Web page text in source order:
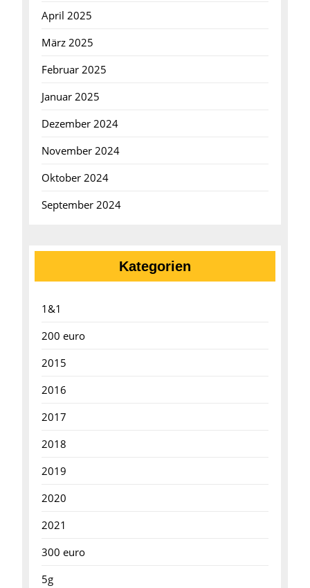
April 2025
März 2025
Februar 2025
Januar 2025
Dezember 2024
November 2024
Oktober 2024
September 2024
Kategorien
1&1
200 euro
2015
2016
2017
2018
2019
2020
2021
300 euro
5g